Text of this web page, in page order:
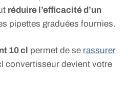
réduire l’efficacité d’un
pipettes graduées fournies.
10 cl permet de se rassurer
convertisseur devient votre